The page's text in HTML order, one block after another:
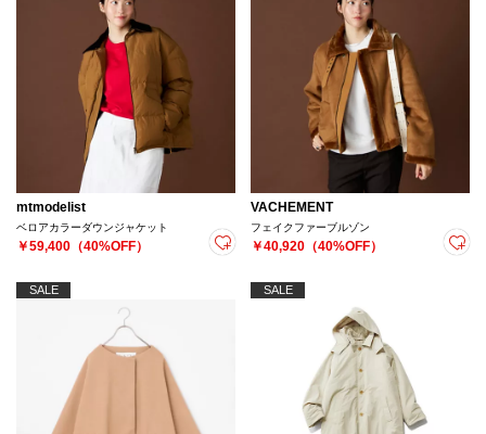
mtmodelist
ベロアカラーダウンジャケット
￥59,400（40%OFF）
VACHEMENT
フェイクファーブルゾン
￥40,920（40%OFF）
SALE SALE